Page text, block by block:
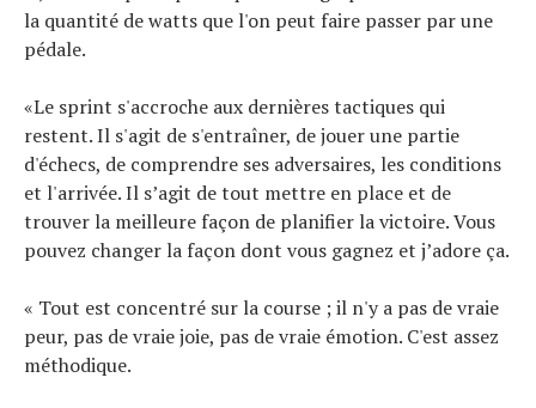
la quantité de watts que l'on peut faire passer par une
pédale.
«Le sprint s'accroche aux dernières tactiques qui
restent. Il s'agit de s'entraîner, de jouer une partie
d'échecs, de comprendre ses adversaires, les conditions
et l'arrivée. Il s’agit de tout mettre en place et de
trouver la meilleure façon de planifier la victoire. Vous
pouvez changer la façon dont vous gagnez et j’adore ça.
« Tout est concentré sur la course ; il n'y a pas de vraie
peur, pas de vraie joie, pas de vraie émotion. C'est assez
méthodique.